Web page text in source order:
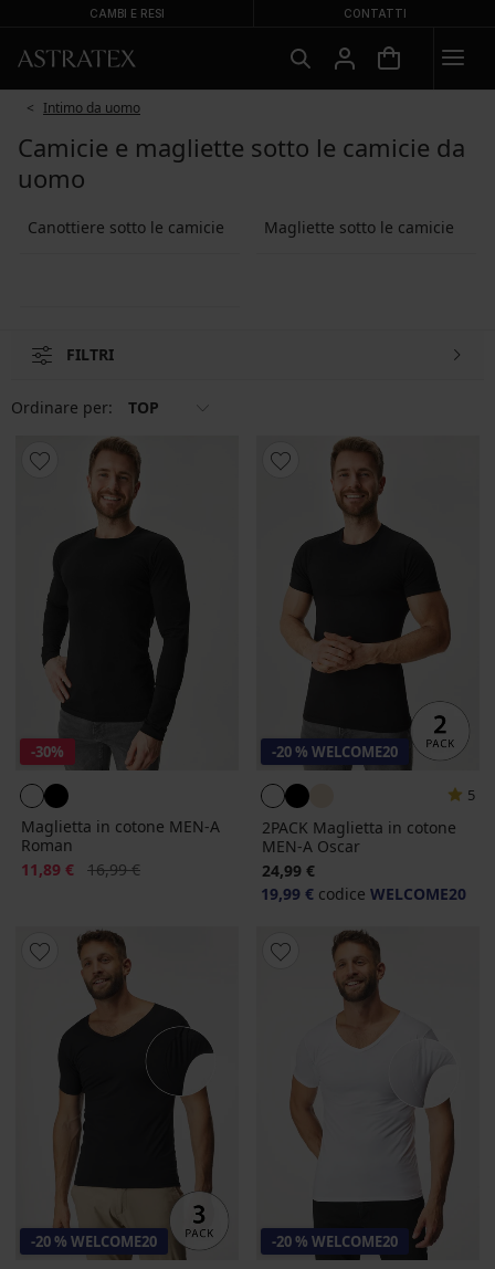
CAMBI E RESI CONTATTI
Intimo da uomo
Camicie e magliette sotto le camicie da
uomo
Canottiere sotto le camicie Magliette sotto le camicie
FILTRI
Ordinare per: TOP
-30%
Maglietta in cotone MEN-A
Roman
Sconto
11,89 € Prezzo originale
16,99 €
-20 % WELCOME20
5
2PACK Maglietta in cotone
MEN-A Oscar
24,99 €
19,99 € codice WELCOME20
-20 % WELCOME20 -20 % WELCOME20